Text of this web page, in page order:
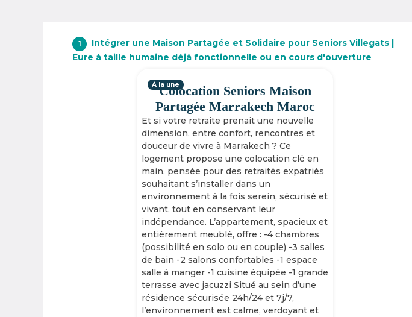
1
Intégrer une Maison Partagée et Solidaire pour Seniors Villegats |
Eure à taille humaine déjà fonctionnelle ou en cours d'ouverture
Colocation Seniors Maison
Partagée Marrakech Maroc
Et si votre retraite prenait une nouvelle
dimension, entre confort, rencontres et
douceur de vivre à Marrakech ? Ce
logement propose une colocation clé en
main, pensée pour des retraités expatriés
souhaitant s’installer dans un
environnement à la fois serein, sécurisé et
vivant, tout en conservant leur
indépendance. L’appartement, spacieux et
entièrement meublé, offre : -4 chambres
(possibilité en solo ou en couple) -3 salles
de bain -2 salons confortables -1 espace
salle à manger -1 cuisine équipée -1 grande
terrasse avec jacuzzi Situé au sein d’une
résidence sécurisée 24h/24 et 7j/7,
l’environnement est calme, verdoyant et
À la une